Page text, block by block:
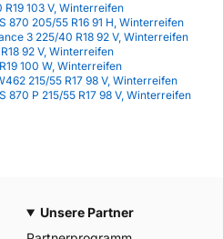
103 V, Winterreifen
870 205/55 R16 91 H, Winterreifen
3 225/40 R18 92 V, Winterreifen
92 V, Winterreifen
100 W, Winterreifen
215/55 R17 98 V, Winterreifen
P 215/55 R17 98 V, Winterreifen
Unsere Partner